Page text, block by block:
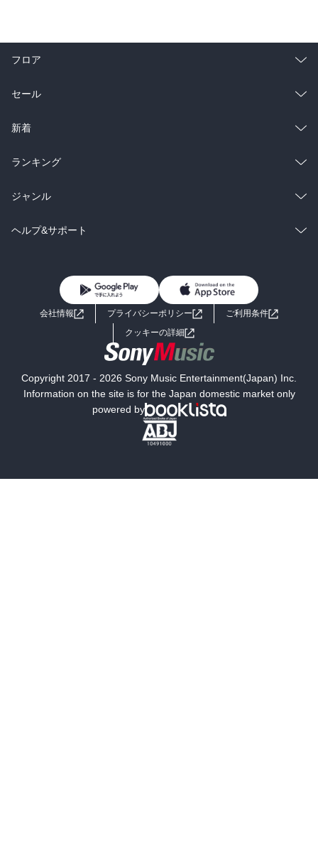
フロア
総合
ラノベ
雑誌・グラビア
BL・TL
セール
総合
ラノベ
雑誌・グラビア
BL・TL
新着
総合
ラノベ
雑誌・グラビア
ランキング
総合
ラノベ
ジャンル
コミック
ライトノベル 男子向けラノベ
小説
海外小説
ミステリー SF
文学
ヘルプ&サポート
よくあるご質問 お問い合わせ
会社情報 プライバシーポリシー
ご利用条件
クッキーの詳細
Copyright 2017 - 2026 Sony Music Entertainment(Japan) Inc.
Information on the site is for the Japan domestic market only
powered by